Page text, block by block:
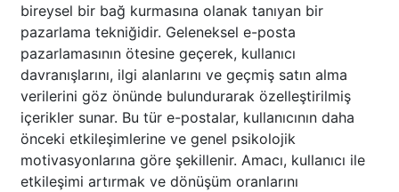
bireysel bir bağ kurmasına olanak tanıyan bir
pazarlama tekniğidir. Geleneksel e-posta
pazarlamasının ötesine geçerek, kullanıcı
davranışlarını, ilgi alanlarını ve geçmiş satın alma
verilerini göz önünde bulundurarak özelleştirilmiş
içerikler sunar. Bu tür e-postalar, kullanıcının daha
önceki etkileşimlerine ve genel psikolojik
motivasyonlarına göre şekillenir. Amacı, kullanıcı ile
etkileşimi artırmak ve dönüşüm oranlarını